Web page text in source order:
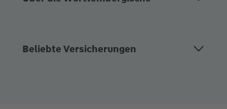
Beliebte Versicherungen